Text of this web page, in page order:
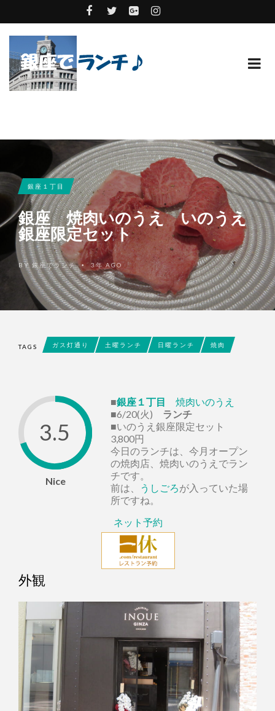
銀座１丁目
銀座 焼肉いのうえ いのうえ
銀座限定セット
BY 銀座でランチ •3年 AGO
TAGS ガス灯通り 土曜ランチ 日曜ランチ 焼肉
3.5
Nice
■銀座１丁目
焼肉いのうえ
■6/20(火) ランチ
■いのうえ銀座限定セット
3,800円
今日のランチは、今月オープン
の焼肉店、焼肉いのうえでラン
チです。
前は、
うしごろが入っていた場
所ですね。
ネット予約
外観